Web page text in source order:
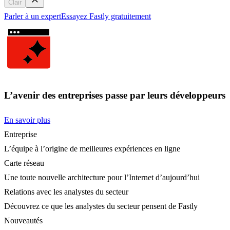
Clair
Parler à un expertEssayez Fastly gratuitement
L’avenir des entreprises passe par leurs développeurs
En savoir plus
Entreprise
L’équipe à l’origine de meilleures expériences en ligne
Carte réseau
Une toute nouvelle architecture pour l’Internet d’aujourd’hui
Relations avec les analystes du secteur
Découvrez ce que les analystes du secteur pensent de Fastly
Nouveautés